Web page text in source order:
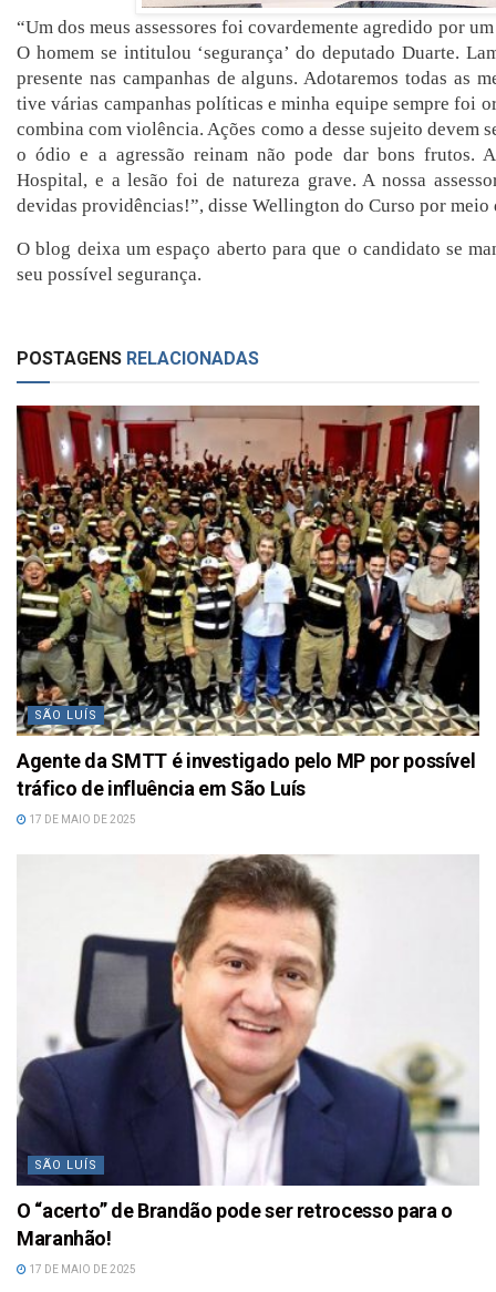
“Um dos meus assessores foi covardemente agredido por
O homem se intitulou ‘segurança’ do deputado Duarte.
presente nas campanhas de alguns. Adotaremos todas as
tive várias campanhas políticas e minha equipe sempre foi
combina com violência. Ações como a desse sujeito devem
o ódio e a agressão reinam não pode dar bons frutos.
Hospital, e a lesão foi de natureza grave. A nossa
devidas providências!”, disse Wellington do Curso por meio
O blog deixa um espaço aberto para que o candidato se
seu possível segurança.
POSTAGENS RELACIONADAS
SÃO LUÍS
Agente da SMTT é investigado pelo MP por possível
tráfico de influência em São Luís
17 DE MAIO DE 2025
SÃO LUÍS
O “acerto” de Brandão pode ser retrocesso para o
Maranhão!
17 DE MAIO DE 2025